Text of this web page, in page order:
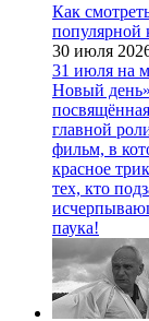
Как
популярной
30 июля
31 июля на
Новый
главной
фильм, в
красное
тех, кто
паука!